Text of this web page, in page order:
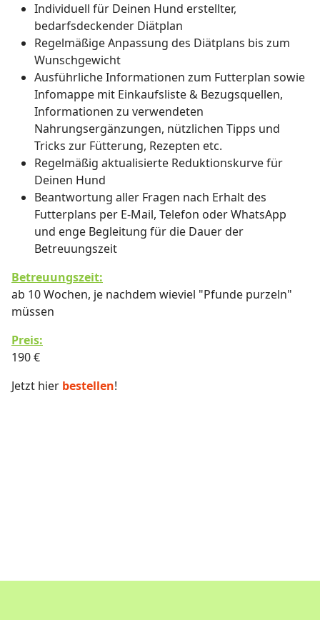
Individuell für Deinen Hund erstellter,
bedarfsdeckender Diätplan
Regelmäßige Anpassung des Diätplans bis zum
Wunschgewicht
Ausführliche Informationen zum Futterplan sowie
Infomappe mit Einkaufsliste & Bezugsquellen,
Informationen zu verwendeten
Nahrungsergänzungen, nützlichen Tipps und
Tricks zur Fütterung, Rezepten etc.
Regelmäßig aktualisierte Reduktionskurve für
Deinen Hund
Beantwortung aller Fragen nach Erhalt des
Futterplans per E-Mail, Telefon oder WhatsApp
und enge Begleitung für die Dauer der
Betreuungszeit
Betreuungszeit:
ab 10 Wochen, je nachdem wieviel "Pfunde purzeln"
müssen
Preis:
190 €
Jetzt hier bestellen!